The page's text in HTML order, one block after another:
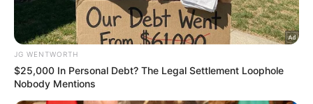
πηγαίνετε σε μια συνάντηση. Μοιραστείτε το. Όλοι
είναι πάντα ευπρόσδεκτοι», είπε στο τέλος.
Παράλληλα, η Σοφία Καρβέλα κοινοποίησε το link